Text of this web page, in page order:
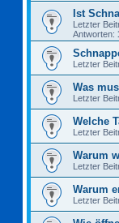
Ist
Letzter
Antworten:
Letzter
Was
Letzter
Welche
Letzter
Warum
Letzter
Warum
Letzter